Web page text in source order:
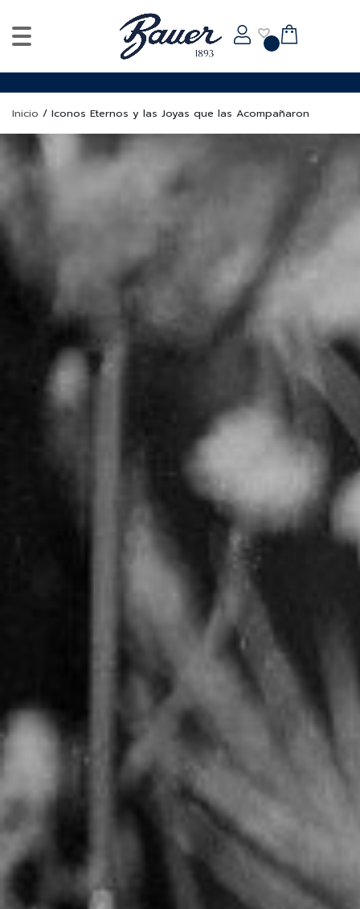
Inicio / Iconos Eternos y las Joyas que las Acompañaron